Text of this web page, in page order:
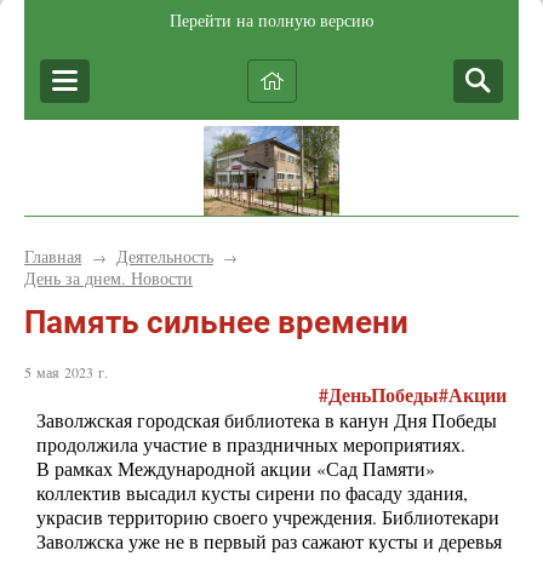
Перейти на полную версию
Главная → Деятельность →
День за днем. Новости
Память сильнее времени
5 мая 2023 г.
#ДеньПобеды#Акции
Заволжская городская библиотека в канун Дня Победы
продолжила участие в праздничных мероприятиях.
В рамках Международной акции «Сад Памяти»
коллектив высадил кусты сирени по фасаду здания,
украсив территорию своего учреждения. Библиотекари
Заволжска уже не в первый раз сажают кусты и деревья